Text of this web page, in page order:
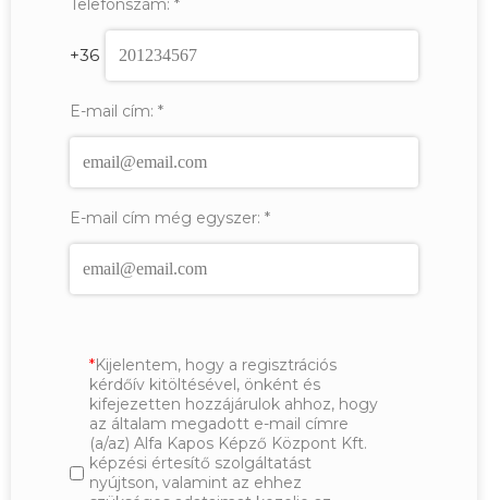
Telefonszám: *
+36
E-mail cím: *
E-mail cím még egyszer: *
Kijelentem, hogy a regisztrációs
kérdőív kitöltésével, önként és
kifejezetten hozzájárulok ahhoz, hogy
az általam megadott e-mail címre
(a/az) Alfa Kapos Képző Központ Kft.
képzési értesítő szolgáltatást
nyújtson, valamint az ehhez